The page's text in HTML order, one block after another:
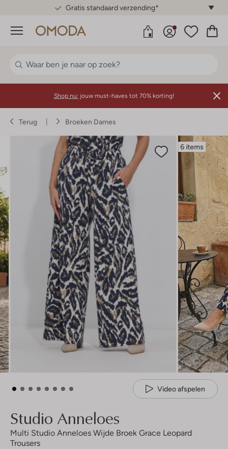
Gratis standaard verzending*
Menu
Shop nu: jouw must-haves tot 70% korting!
Terug Broeken Dames
6 items
Video afspelen
Studio Anneloes
Multi Studio Anneloes Wijde Broek Grace Leopard
Trousers